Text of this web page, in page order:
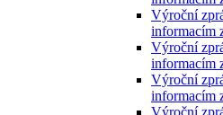
Výroční
informacím
Výroční
informacím
Výroční
informacím
Výroční